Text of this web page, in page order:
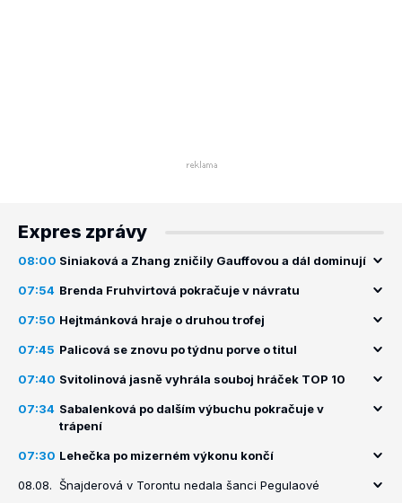
Expres zprávy
08:00 Siniaková a Zhang zničily Gauffovou a dál dominují
07:54 Brenda Fruhvirtová pokračuje v návratu
07:50 Hejtmánková hraje o druhou trofej
07:45 Palicová se znovu po týdnu porve o titul
07:40 Svitolinová jasně vyhrála souboj hráček TOP 10
07:34 Sabalenková po dalším výbuchu pokračuje v
trápení
07:30 Lehečka po mizerném výkonu končí
08.08. Šnajderová v Torontu nedala šanci Pegulaové